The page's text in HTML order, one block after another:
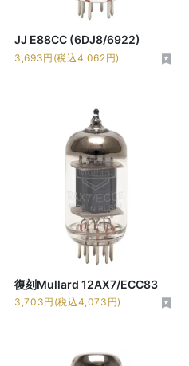
JJ E88CC (6DJ8/6922)
3,693円(税込4,062円)
復刻Mullard 12AX7/ECC83
3,703円(税込4,073円)